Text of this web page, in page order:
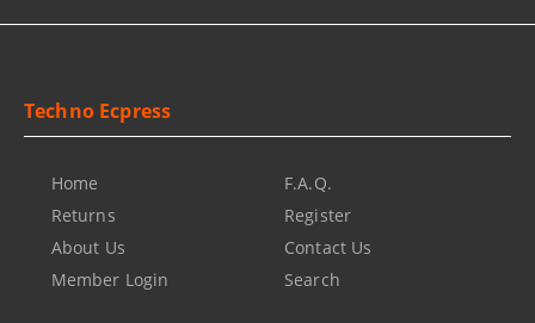
Techno Ecpress
Home
Returns
About Us
Member Login
F.A.Q.
Register
Contact Us
Search